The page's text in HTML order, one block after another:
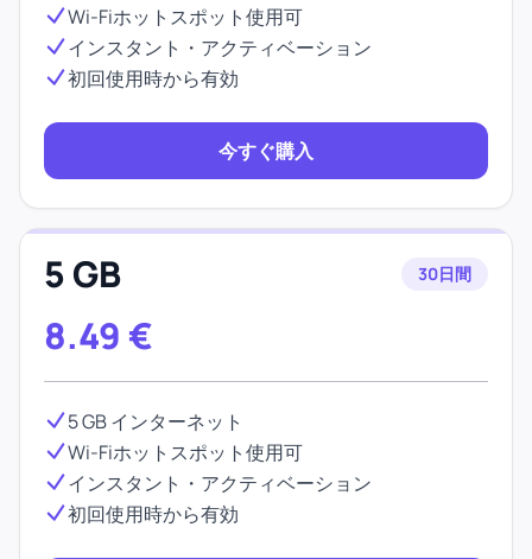
Wi-Fiホットスポット使用可
インスタント・アクティベーション
初回使用時から有効
今すぐ購入
5 GB 30日間
8.49 €
5 GB インターネット
Wi-Fiホットスポット使用可
インスタント・アクティベーション
初回使用時から有効